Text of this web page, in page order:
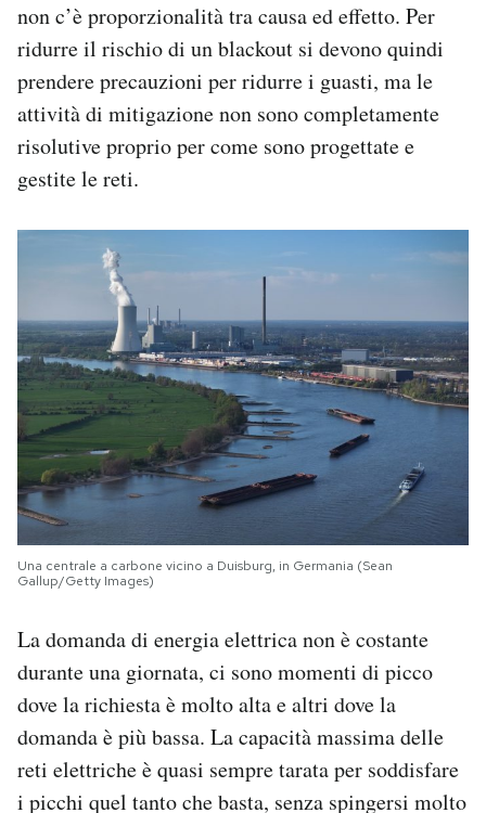
non c’è proporzionalità tra causa ed effetto. Per
ridurre il rischio di un blackout si devono quindi
prendere precauzioni per ridurre i guasti, ma le
attività di mitigazione non sono completamente
risolutive proprio per come sono progettate e
gestite le reti.
Una centrale a carbone vicino a Duisburg, in Germania (Sean
Gallup/Getty Images)
La domanda di energia elettrica non è costante
durante una giornata, ci sono momenti di picco
dove la richiesta è molto alta e altri dove la
domanda è più bassa. La capacità massima delle
reti elettriche è quasi sempre tarata per soddisfare
i picchi quel tanto che basta, senza spingersi molto